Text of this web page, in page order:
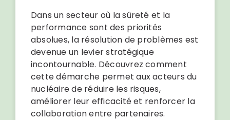
Dans un secteur où la sûreté et la
performance sont des priorités
absolues, la résolution de problèmes est
devenue un levier stratégique
incontournable. Découvrez comment
cette démarche permet aux acteurs du
nucléaire de réduire les risques,
améliorer leur efficacité et renforcer la
collaboration entre partenaires.